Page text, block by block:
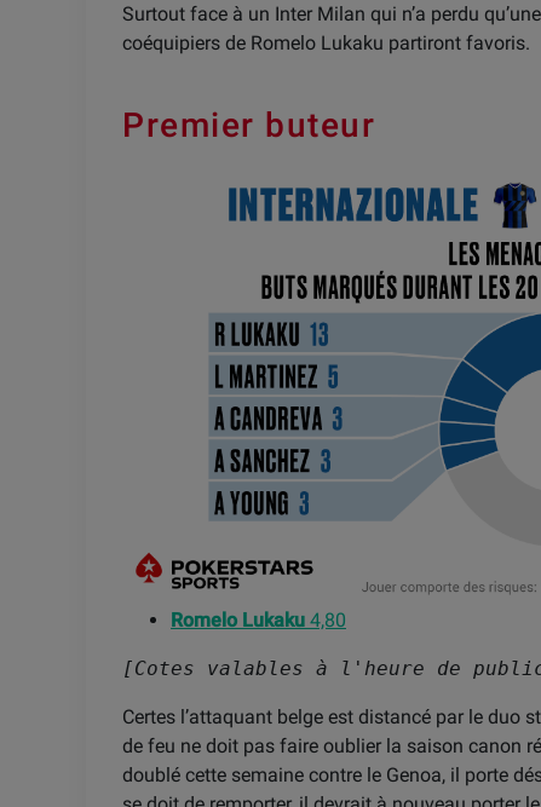
Surtout face à un Inter Milan qui n’a perdu
coéquipiers de Romelo Lukaku partiront favoris.
Premier buteur
Romelo Lukaku 4,80
[Cotes valables à l'heure de
Certes l’attaquant belge est distancé par le duo
de feu ne doit pas faire oublier la saison canon
doublé cette semaine contre le Genoa, il porte